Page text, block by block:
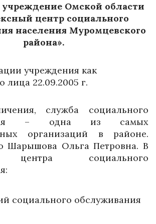
Омской области
центр социального
населения Муромцевского
района».
учреждения как
лица 22.09.2005 г.
служба социального
– одна из самых
организаций в районе.
Шарышова Ольга Петровна. В
центра социального
социального обслуживания